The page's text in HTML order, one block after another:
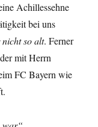
Achillessehne
bei uns
nicht so alt. Ferner
mit Herrn
FC Bayern wie